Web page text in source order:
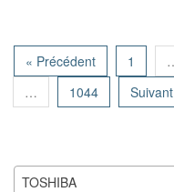
« Précédent 1
…
1044
TOSHIBA